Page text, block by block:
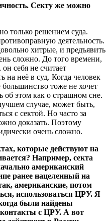
Секту же можно
только решением суда.
деятельность.
хитрые, и предъявить
сложно. До того времени,
он себя не считает
на неё в суд. Когда человек
тоже не хочет
об этом как о страшном сне.
случае, может быть,
с сектой. Но часто за
доказать. Поэтому
очень сложно.
которые действуют на
Например, секта
американский
ранее нацеленный на
американские, потом
использоваться ЦРУ. Я
были найдены
с ЦРУ. А вот